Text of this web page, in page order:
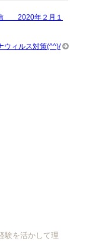
2020年２月１
ウィルス対策(^^)/
験を活かして理